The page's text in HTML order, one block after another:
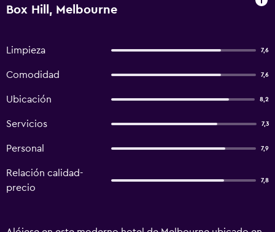
Box Hill, Melbourne
Limpieza 7,6
Comodidad 7,6
Ubicación 8,2
Servicios 7,3
Personal 7,9
Relación calidad-
precio
7,8